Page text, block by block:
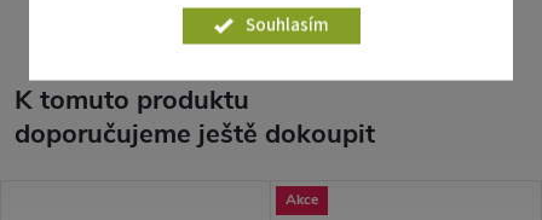
Souhlasím
K tomuto produktu
doporučujeme ještě dokoupit
Akce